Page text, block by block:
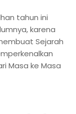
tahun ini
karena
Sejarah
Masa ke Masa